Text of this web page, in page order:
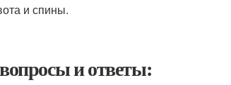
и спины.
и ответы: